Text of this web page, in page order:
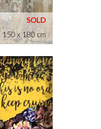
150 x 180 cm